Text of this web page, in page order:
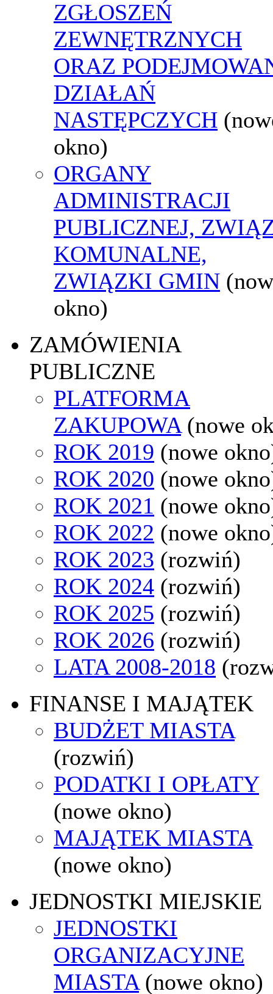
ZGŁOSZEŃ
ZEWNĘTRZNYCH
ORAZ
DZIAŁAŃ
NASTĘPCZYCH
okno)
ORGANY
ADMINISTRACJI
PUBLICZNEJ,
KOMUNALNE,
ZWIĄZKI GMIN
okno)
ZAMÓWIENIA
PUBLICZNE
PLATFORMA
ZAKUPOWA (nowe
ROK 2019 (nowe
ROK 2020 (nowe
ROK 2021 (nowe
ROK 2022 (nowe
ROK 2023 (rozwiń)
ROK 2024 (rozwiń)
ROK 2025 (rozwiń)
ROK 2026 (rozwiń)
LATA 2008-2018
FINANSE I MAJĄTEK
BUDŻET MIASTA
(rozwiń)
PODATKI I OPŁATY
(nowe okno)
MAJĄTEK MIASTA
(nowe okno)
JEDNOSTKI MIEJSKIE
JEDNOSTKI
ORGANIZACYJNE
MIASTA (nowe okno)